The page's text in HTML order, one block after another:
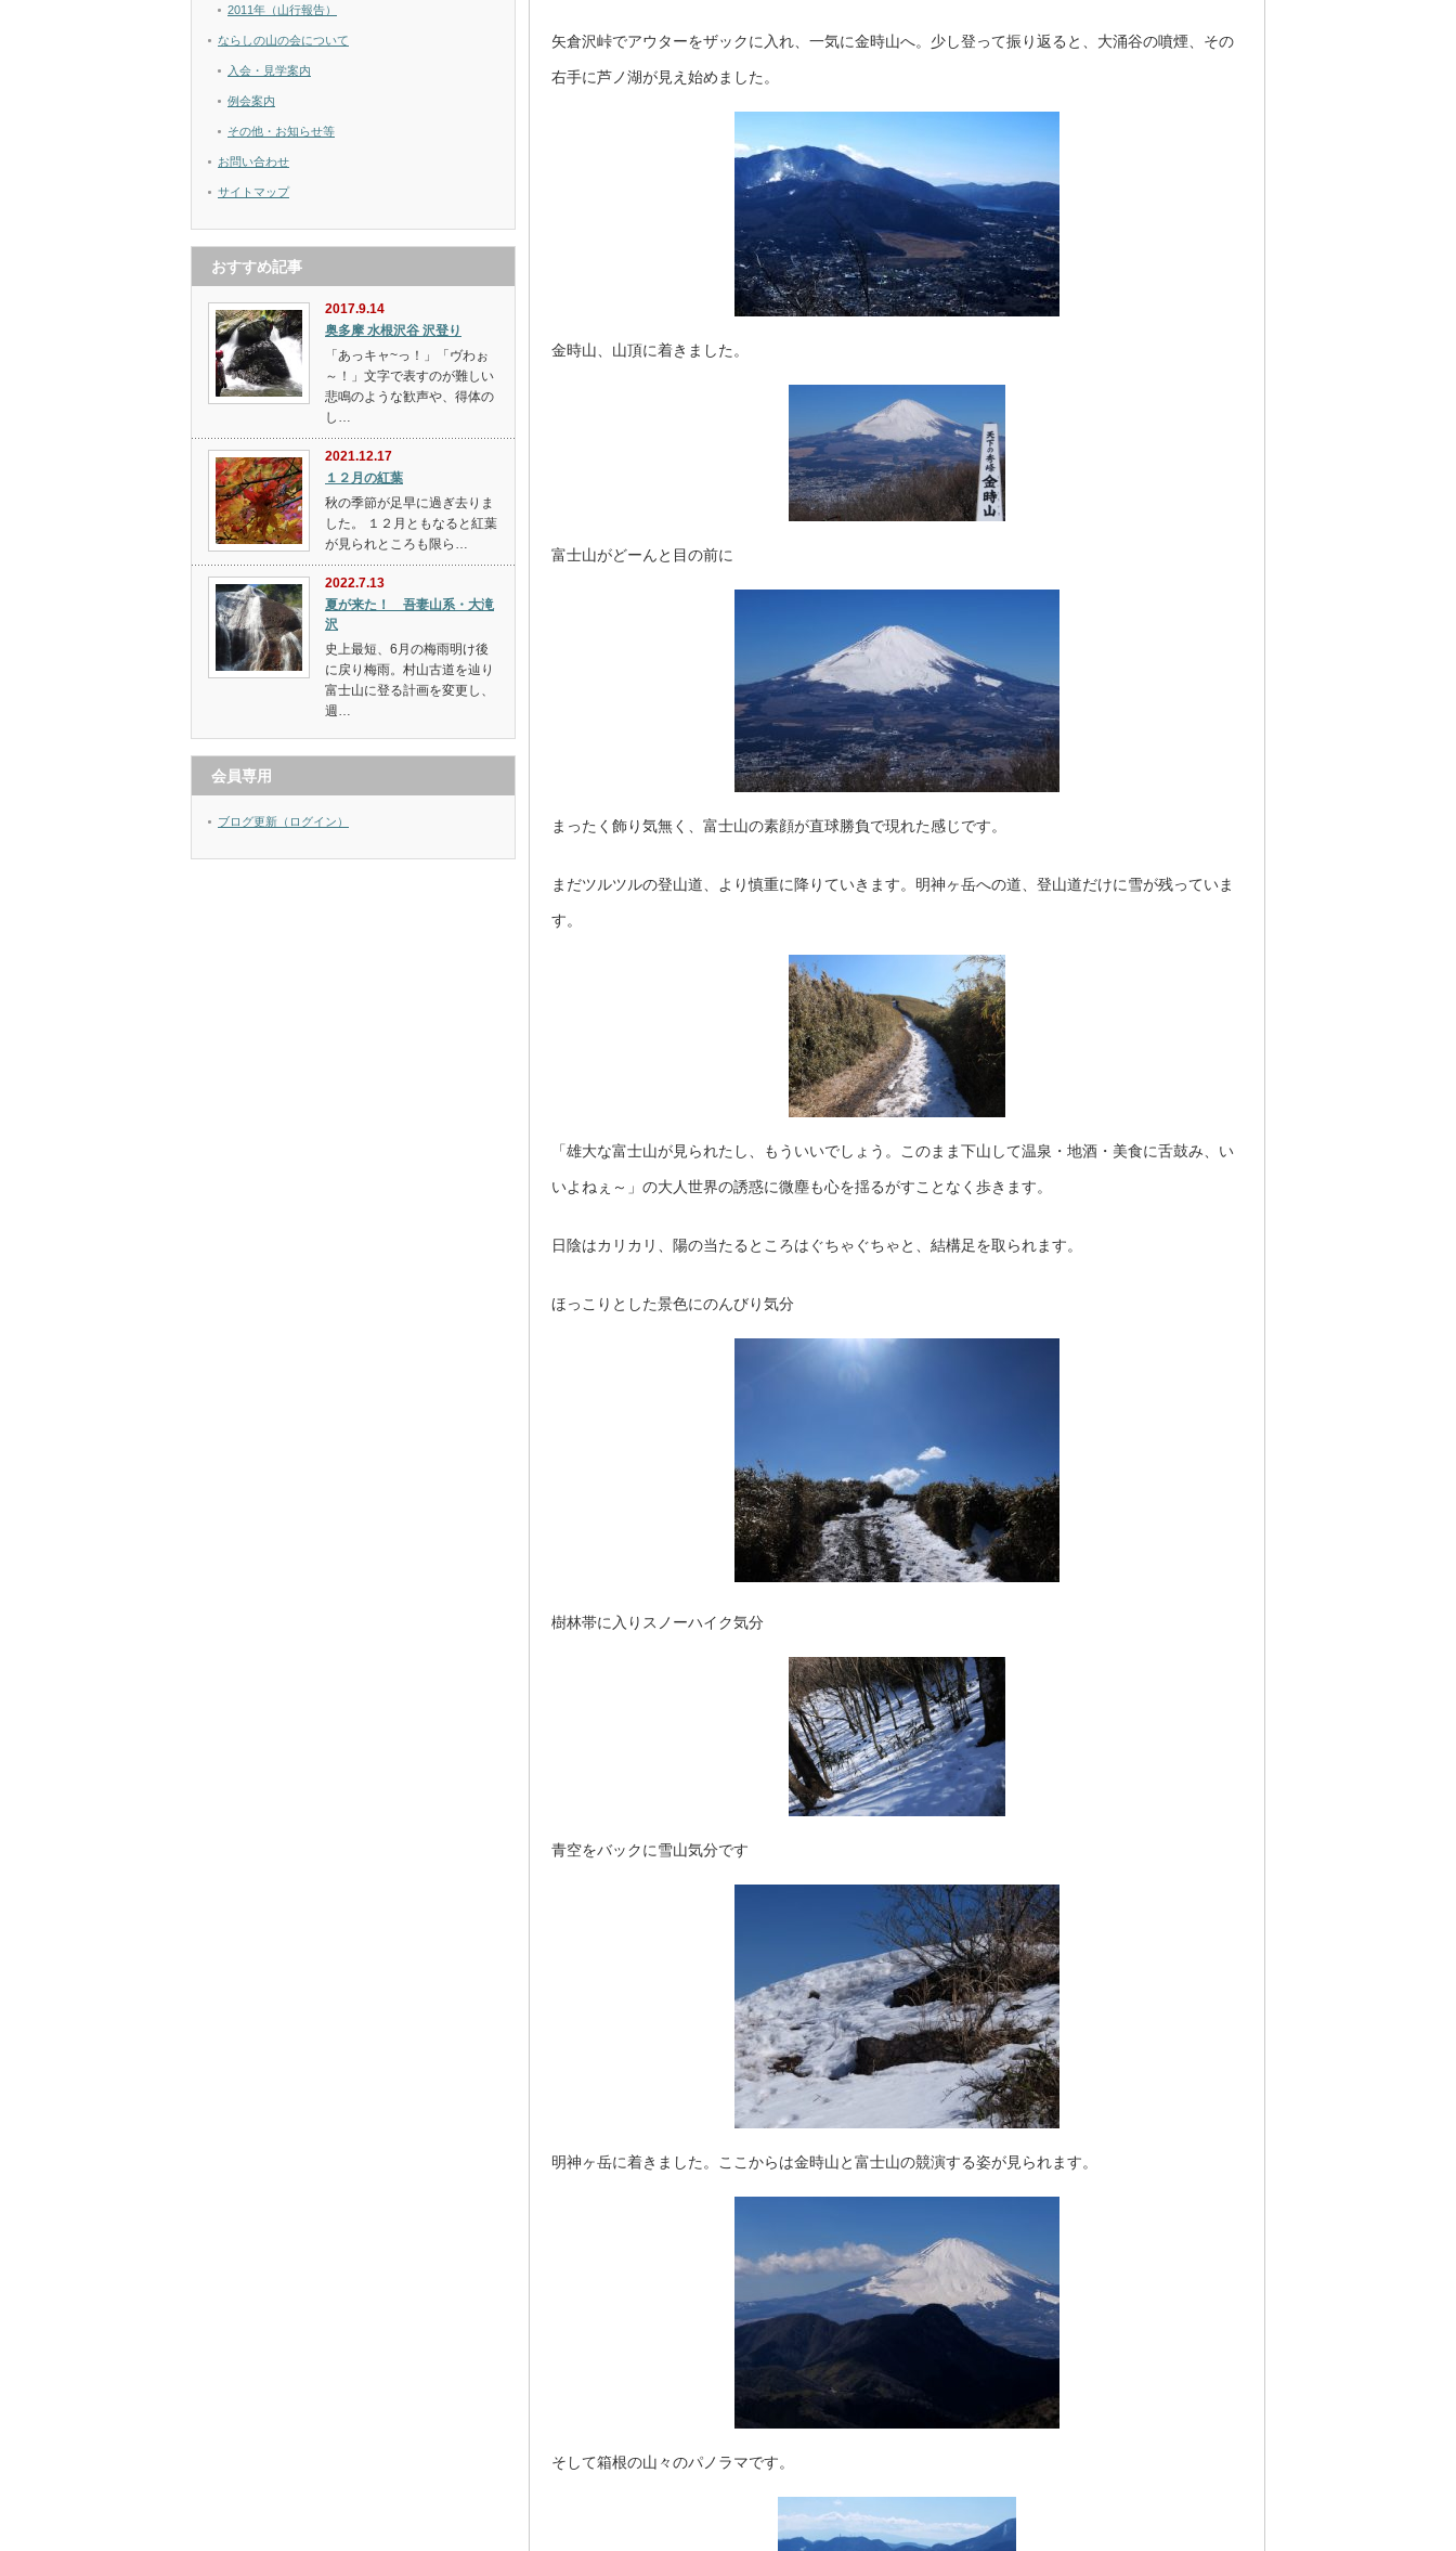
矢倉沢峠でアウターをザックに入れ、一気に金時山へ。少し登って振り返ると、大涌谷の噴煙、その
右手に芦ノ湖が見え始めました。
金時山、山頂に着きました。
富士山がどーんと目の前に
まったく飾り気無く、富士山の素顔が直球勝負で現れた感じです。
まだツルツルの登山道、より慎重に降りていきます。明神ヶ岳への道、登山道だけに雪が残っていま
す。
「雄大な富士山が見られたし、もういいでしょう。このまま下山して温泉・地酒・美食に舌鼓み、い
いよねぇ～」の大人世界の誘惑に微塵も心を揺るがすことなく歩きます。
日陰はカリカリ、陽の当たるところはぐちゃぐちゃと、結構足を取られます。
ほっこりとした景色にのんびり気分
樹林帯に入りスノーハイク気分
青空をバックに雪山気分です
明神ヶ岳に着きました。ここからは金時山と富士山の競演する姿が見られます。
そして箱根の山々のパノラマです。
2011年（山行報告）
ならしの山の会について
入会・見学案内
例会案内
その他・お知らせ等
お問い合わせ
サイトマップ
おすすめ記事
2017.9.14
奥多摩 水根沢谷 沢登り
「あっキャ~っ！」「ヴわぉ
～！」文字で表すのが難しい
悲鳴のような歓声や、得体の
し…
2021.12.17
１２月の紅葉
秋の季節が足早に過ぎ去りま
した。 １２月ともなると紅葉
が見られところも限ら…
2022.7.13
夏が来た！ 吾妻山系・大滝
沢
史上最短、6月の梅雨明け後
に戻り梅雨。村山古道を辿り
富士山に登る計画を変更し、
週…
会員専用
ブログ更新（ログイン）